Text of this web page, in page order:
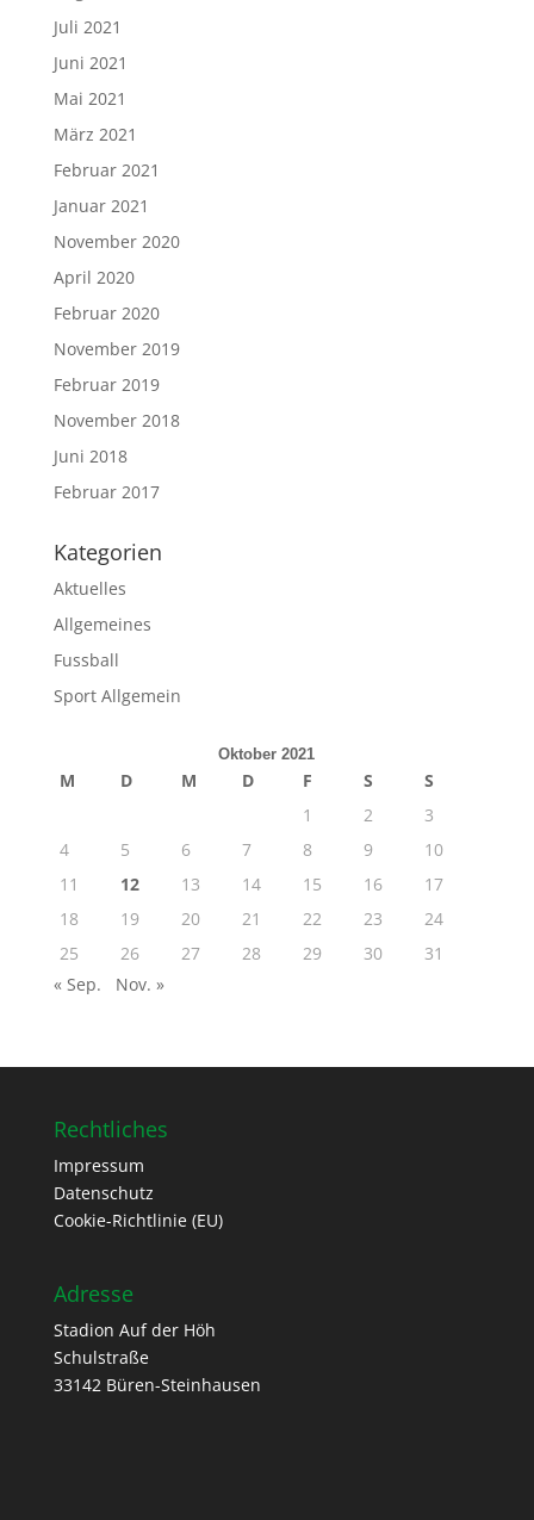
Juli 2021
Juni 2021
Mai 2021
März 2021
Februar 2021
Januar 2021
November 2020
April 2020
Februar 2020
November 2019
Februar 2019
November 2018
Juni 2018
Februar 2017
Kategorien
Aktuelles
Allgemeines
Fussball
Sport Allgemein
Oktober 2021
M D M D F S
S
1
2
3
4
5 6 7 8 9
10
11
12 13 14 15 16
17
18
19 20 21 22 23
24
25
26 27 28 29 30
31
« Sep.
Nov. »
Rechtliches
Impressum
Datenschutz
Cookie-Richtlinie (EU)
Adresse
Stadion Auf der Höh
Schulstraße
33142 Büren-Steinhausen